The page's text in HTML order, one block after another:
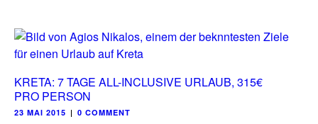
KRETA: 7 TAGE ALL-INCLUSIVE URLAUB, 315€
PRO PERSON
23 MAI 2015 | 0 COMMENT